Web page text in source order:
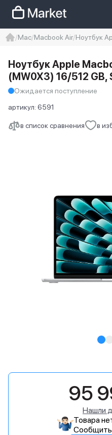
Iphone 14 pro max
Mac Macbook Air Ноутбук
в список сравнения в
Ноутбук Apple
(MW0X3) 16/512
Ожидается поступление
артикул: 6591
95
Нашли
Товара
Сообщить